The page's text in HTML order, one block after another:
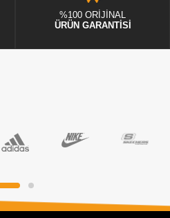
%100 ORİJİNAL
ÜRÜN GARANTİSİ